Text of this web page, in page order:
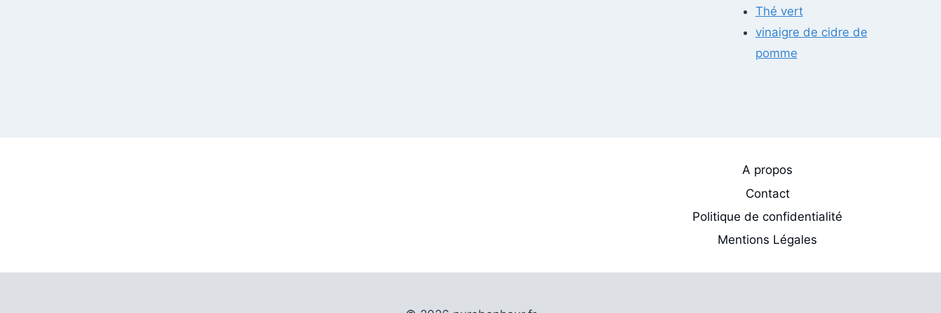
Thé vert
vinaigre de cidre de
pomme
A propos
Contact
Politique de confidentialité
Mentions Légales